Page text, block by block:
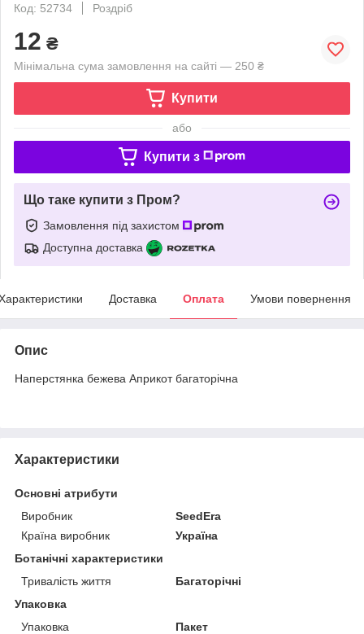
Код: 52734
Роздріб
12 ₴
Мінімальна сума замовлення на сайті — 250 ₴
Купити
або
Купити з
Що таке купити з Пром?
Замовлення під захистом
Доступна доставка
Доставка Оплата Умови повернення
Опис
Наперстянка бежева Априкот багаторічна
Характеристики
Основні атрибути
Виробник
SeedEra
Країна виробник
Україна
Ботанічні характеристики
Тривалість життя
Багаторічні
Упаковка
Упаковка
Пакет